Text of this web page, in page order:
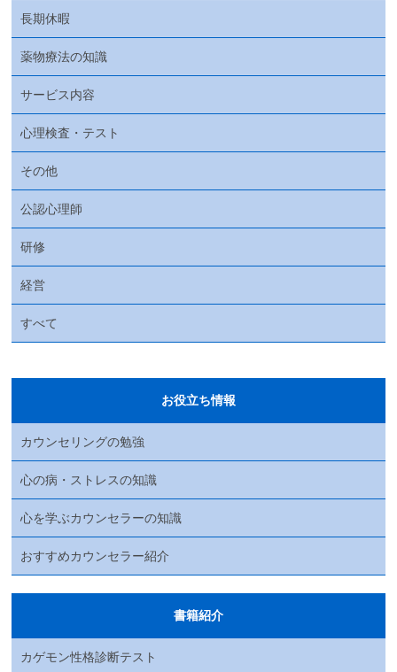
長期休暇
薬物療法の知識
サービス内容
心理検査・テスト
その他
公認心理師
研修
経営
すべて
お役立ち情報
カウンセリングの勉強
心の病・ストレスの知識
心を学ぶカウンセラーの知識
おすすめカウンセラー紹介
書籍紹介
カゲモン性格診断テスト